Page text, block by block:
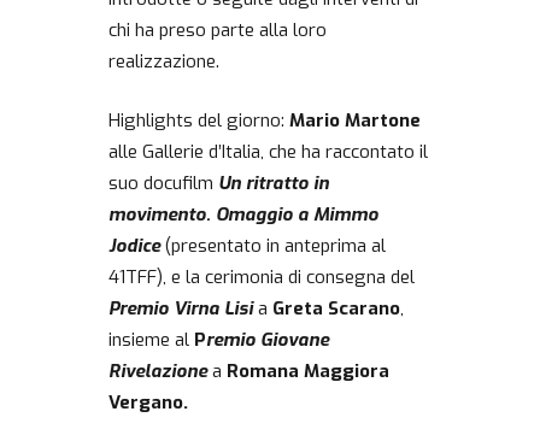
chi ha preso parte alla loro
realizzazione.
Highlights del giorno: Mario Martone
alle Gallerie d’Italia, che ha raccontato il
suo docufilm Un ritratto in
movimento. Omaggio a Mimmo
Jodice(presentato in anteprima al
41TFF), e la cerimonia di consegna del
Premio Virna Lisia Greta Scarano,
insieme al Premio Giovane
Rivelazionea Romana Maggiora
Vergano.